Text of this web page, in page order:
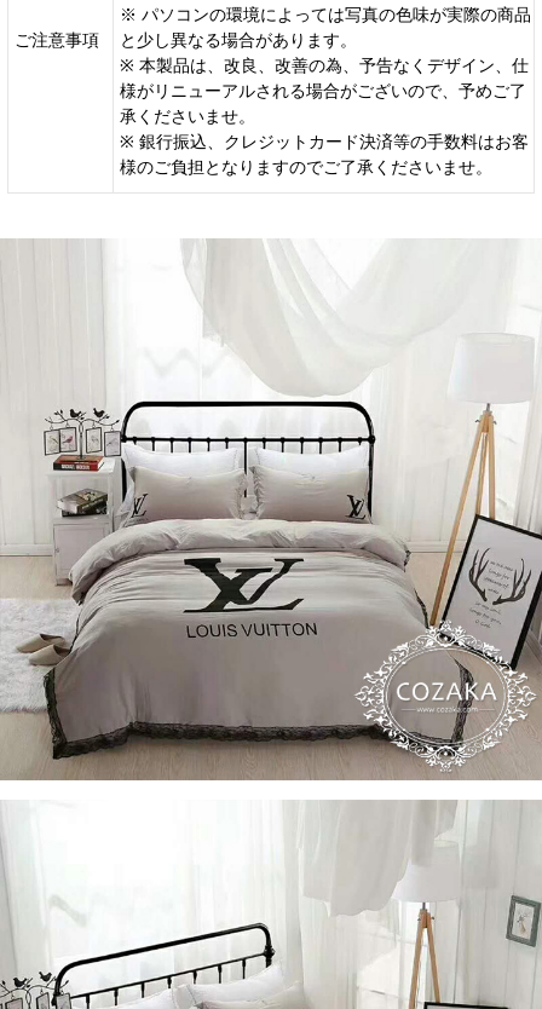
ご注意事項
※ パソコンの環境によっては写真の色味が実際の商品
と少し異なる場合があります。
※ 本製品は、改良、改善の為、予告なくデザイン、仕
様がリニューアルされる場合がございので、予めご了
承くださいませ。
※ 銀行振込、クレジットカード決済等の手数料はお客
様のご負担となりますのでご了承くださいませ。